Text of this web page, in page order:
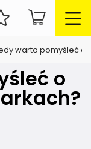
warto pomyśleć o
o